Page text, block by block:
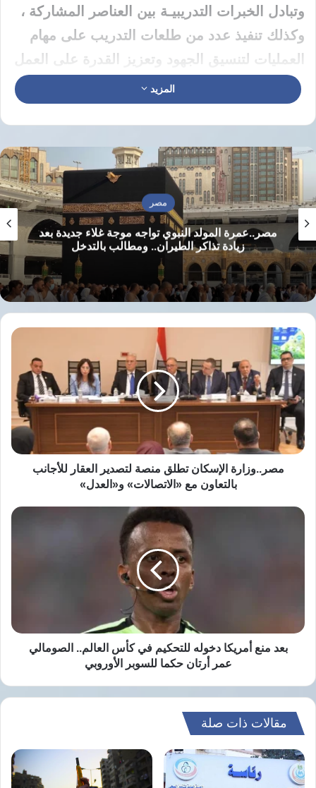
وتبادل الخبرات التدريبيـة بين العناصر المشاركة ،
وكذلك تنفيذ عدد من طلعات التدريب على مهام
العمليات لتنسيق الجهود وتعزيز القدرة على العمل
المشترك بين كلا الجانبين .
ويهدف التدريب لصقل مهارات القوات المشاركة
وصولاً لأعلى معدلات الكفاءة والاستعداد لتنفيذ
المهام الجوية المشتركة بكفاءة عالية تحت مختلف
الظروف
نسخ الرابط
المزيد
مصر
مصر..عمرة المولد النبوي تواجه موجة غلاء جديدة بعد
زيادة تذاكر الطيران.. ومطالب بالتدخل
مصر..وزارة
الإسكان
تطلق
منصة
لتصدير
العقار
للأجانب
بالتعاون
مع
«الاتصالات»مصر..وزارة الإسكان تطلق منصة لتصدير العقار للأجانب
بالتعاون مع «الاتصالات» و«العدل»
بعد
الصومالي
بعد منع أمريكا دخوله للتحكيم في كأس العالم.. الصومالي
عمر أرتان حكما للسوبر الأوروبي
مقالات ذات صلة